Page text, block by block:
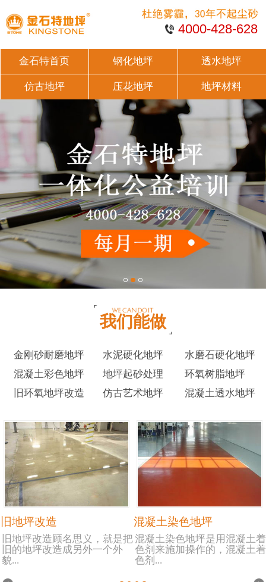
4000-428-628
金石特首页 钢化地坪 透水地坪
仿古地坪 压花地坪 地坪材料
我们能做
金刚砂耐磨地坪 水泥硬化地坪
水磨石硬化地坪
混凝土彩色地坪
地坪起砂处理
环氧树脂地坪
旧环氧地坪改造
仿古艺术地坪 混凝土透水地坪
旧地坪改造
旧地坪改造顾名思义，就是把
旧的地坪改造成另外一个外
貌...
混凝土染色地坪
混凝土染色地坪是用混凝土着
色剂来施加操作的，混凝土着
色剂...